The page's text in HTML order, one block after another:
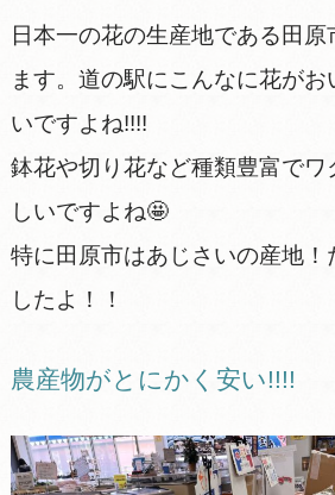
日本一の花の生産地である田原
ます。道の駅にこんなに花がお
いですよね!!!!
鉢花や切り花など種類豊富でワ
しいですよね🤩
特に田原市はあじさいの産地！
したよ！！
農産物がとにかく安い!!!!